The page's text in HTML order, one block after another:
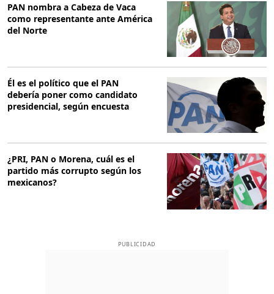
PAN nombra a Cabeza de Vaca
como representante ante América
del Norte
Él es el político que el PAN
debería poner como candidato
presidencial, según encuesta
¿PRI, PAN o Morena, cuál es el
partido más corrupto según los
mexicanos?
PUBLICIDAD